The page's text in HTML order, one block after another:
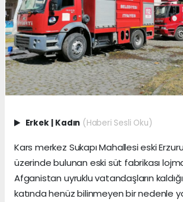
Erkek Kadın (Haberi Sesli Oku)
Kars merkez Sukapı Mahallesi eski
üzerinde bulunan eski süt fabrikası
Afganistan uyruklu vatandaşların
katında henüz bilinmeyen bir nedenle